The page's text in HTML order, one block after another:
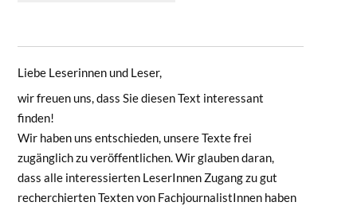
Liebe Leserinnen und Leser,
wir freuen uns, dass Sie diesen Text interessant
finden!
Wir haben uns entschieden, unsere Texte frei
zugänglich zu veröffentlichen. Wir glauben daran,
dass alle interessierten LeserInnen Zugang zu gut
recherchierten Texten von FachjournalistInnen haben